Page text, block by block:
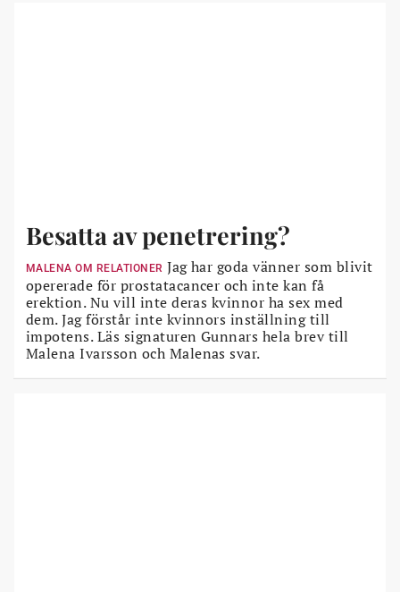
Besatta av penetrering?
MALENA OM RELATIONER Jag har goda vänner som blivit
opererade för prostatacancer och inte kan få
erektion. Nu vill inte deras kvinnor ha sex med
dem. Jag förstår inte kvinnors inställning till
impotens. Läs signaturen Gunnars hela brev till
Malena Ivarsson och Malenas svar.